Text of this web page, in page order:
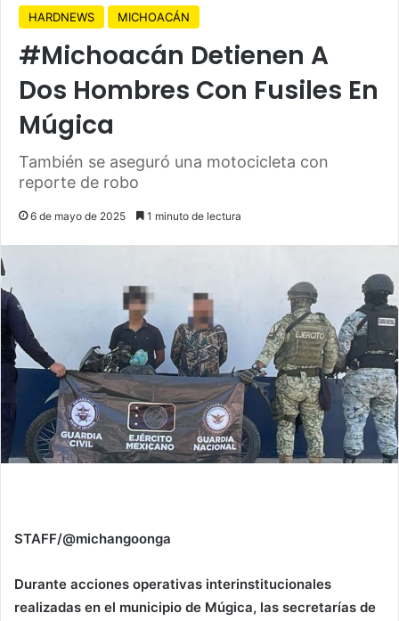
HARDNEWS MICHOACÁN
#Michoacán Detienen A
Dos Hombres Con Fusiles En
Múgica
También se aseguró una motocicleta con
reporte de robo
6 de mayo de 2025 1 minuto de lectura
STAFF/@michangoonga
Durante acciones operativas interinstitucionales
realizadas en el municipio de Múgica, las secretarías de